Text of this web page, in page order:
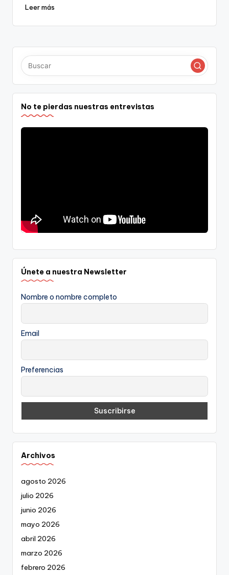
Leer más
No te pierdas nuestras entrevistas
Únete a nuestra Newsletter
Nombre o nombre completo
Email
Preferencias
Archivos
agosto 2026
julio 2026
junio 2026
mayo 2026
abril 2026
marzo 2026
febrero 2026